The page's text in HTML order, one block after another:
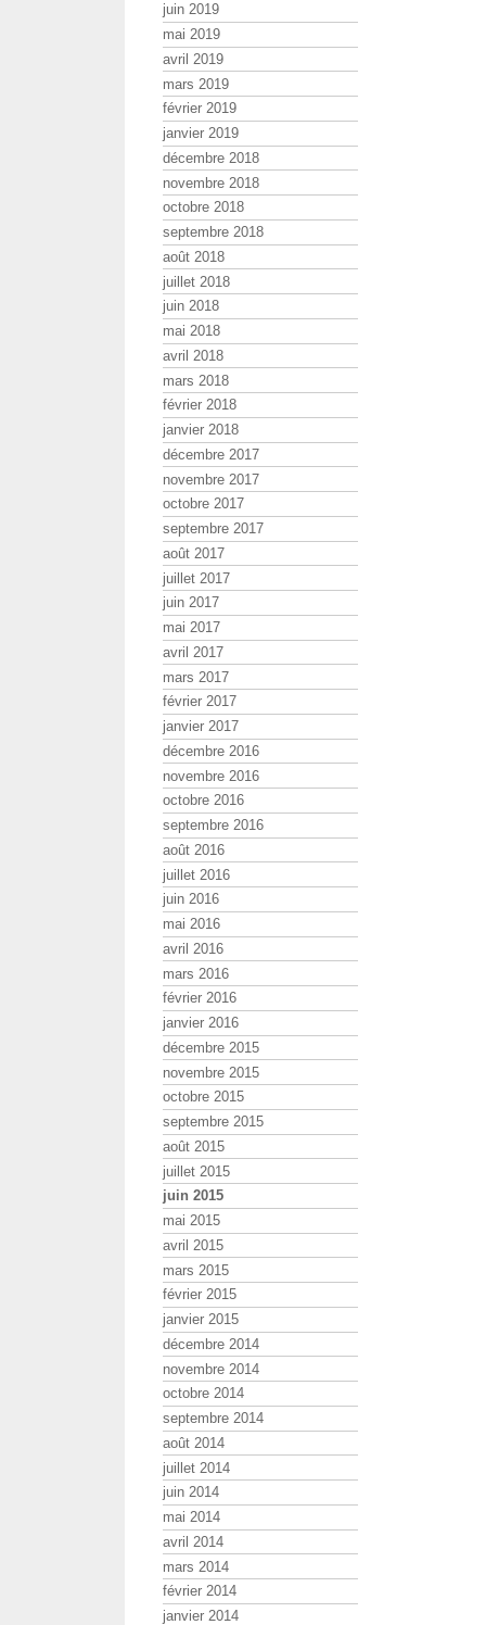
juin 2019
mai 2019
avril 2019
mars 2019
février 2019
janvier 2019
décembre 2018
novembre 2018
octobre 2018
septembre 2018
août 2018
juillet 2018
juin 2018
mai 2018
avril 2018
mars 2018
février 2018
janvier 2018
décembre 2017
novembre 2017
octobre 2017
septembre 2017
août 2017
juillet 2017
juin 2017
mai 2017
avril 2017
mars 2017
février 2017
janvier 2017
décembre 2016
novembre 2016
octobre 2016
septembre 2016
août 2016
juillet 2016
juin 2016
mai 2016
avril 2016
mars 2016
février 2016
janvier 2016
décembre 2015
novembre 2015
octobre 2015
septembre 2015
août 2015
juillet 2015
juin 2015
mai 2015
avril 2015
mars 2015
février 2015
janvier 2015
décembre 2014
novembre 2014
octobre 2014
septembre 2014
août 2014
juillet 2014
juin 2014
mai 2014
avril 2014
mars 2014
février 2014
janvier 2014